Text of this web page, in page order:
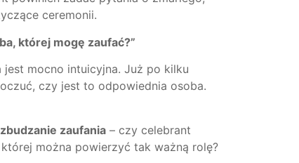
ceremonii.
której mogę zaufać?”
mocno intuicyjna. Już po kilku
czy jest to odpowiednia osoba.
zaufania – czy celebrant
można powierzyć tak ważną rolę?